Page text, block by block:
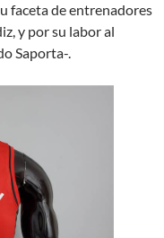
faceta de entrenadores
y por su labor al
Saporta-.